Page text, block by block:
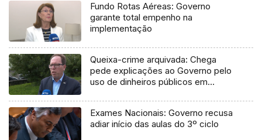
Fundo Rotas Aéreas: Governo
garante total empenho na
implementação
Queixa-crime arquivada: Chega
pede explicações ao Governo pelo
uso de dinheiros públicos em
Exames Nacionais: Governo recusa
adiar início das aulas do 3º ciclo